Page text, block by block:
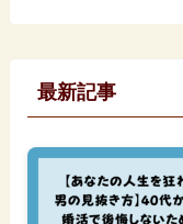
最新記事